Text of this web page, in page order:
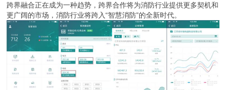
跨界融合正在成为一种趋势，跨界合作将为消防行业提供更多契机和
更广阔的市场，消防行业将跨入“智慧消防”的全新时代。